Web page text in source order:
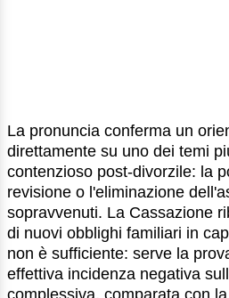
La pronuncia conferma un
direttamente su uno dei temi
contenzioso post-divorzile: la
revisione o l'eliminazione
sopravvenuti. La Cassazione
di nuovi obblighi familiari in
non è sufficiente: serve la
effettiva incidenza negativa
complessiva, comparata con